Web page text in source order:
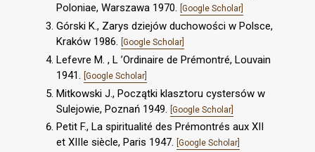
Poloniae, Warszawa 1970. [Google Scholar]
Górski K., Zarys dziejów duchowości w Polsce,
Kraków 1986. [Google Scholar]
Lefevre M. , L ’Ordinaire de Prémontré, Louvain
1941. [Google Scholar]
Mitkowski J., Początki klasztoru cystersów w
Sulejowie, Poznań 1949.
[Google Scholar]
Petit F., La spiritualité des Prémontrés aux XII
et XIIIe siècle, Paris 1947. [Google Scholar]